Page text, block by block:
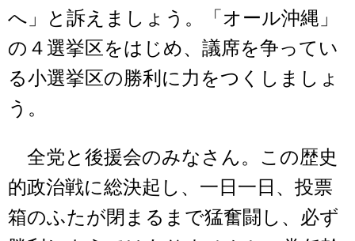
へ」と訴えましょう。「オール沖縄」
の４選挙区をはじめ、議席を争ってい
る小選挙区の勝利に力をつくしましょ
う。
全党と後援会のみなさん。この歴史
的政治戦に総決起し、一日一日、投票
箱のふたが閉まるまで猛奮闘し、必ず